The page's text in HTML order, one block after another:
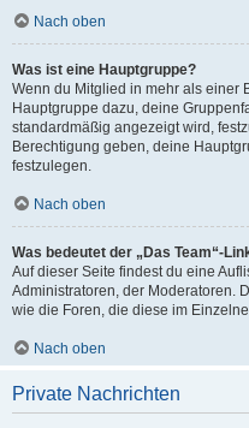
Nach oben
Was ist eine Hauptgruppe?
Wenn du Mitglied in mehr als einer
Hauptgruppe dazu, deine
standardmäßig angezeigt wird,
Berechtigung geben, deine
festzulegen.
Nach oben
Was bedeutet der „Das Team“-
Auf dieser Seite findest du eine
Administratoren, der Moderatoren.
wie die Foren, die diese im
Nach oben
Private Nachrichten